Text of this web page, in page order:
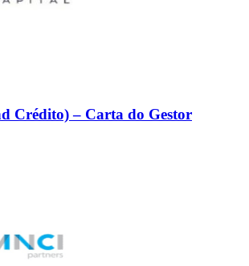
Crédito) – Carta do Gestor